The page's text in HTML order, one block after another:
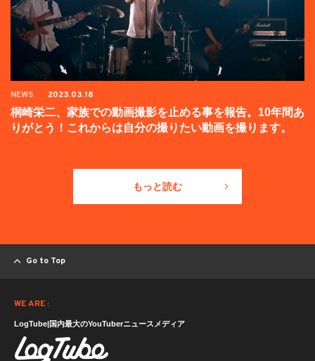
NEWS 2023.03.18
桐崎栄二、家族での動画撮影を止める事を報告。10年間あ
りがとう！これからは自分の撮りたい動画を撮ります。
もっと読む
Go to Top
WE ARE :
LogTube|国内最大のYouTuberニュースメディア